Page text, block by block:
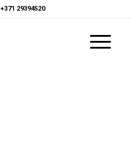
+371 29394520